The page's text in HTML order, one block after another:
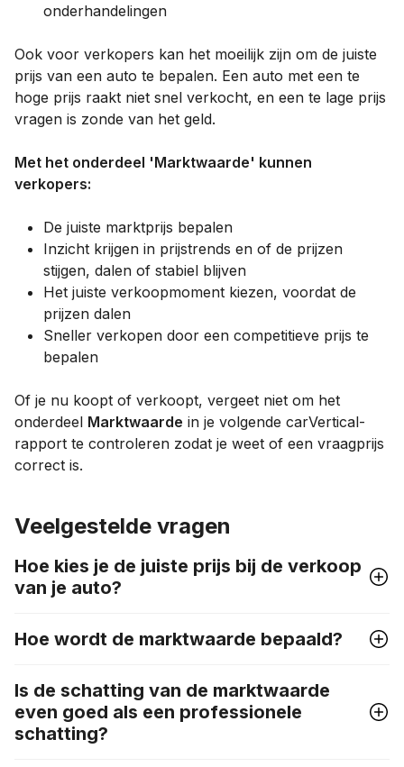
onderhandelingen
Ook voor verkopers kan het moeilijk zijn om de juiste
prijs van een auto te bepalen. Een auto met een te
hoge prijs raakt niet snel verkocht, en een te lage prijs
vragen is zonde van het geld.
Met het onderdeel 'Marktwaarde' kunnen
verkopers:
De juiste marktprijs bepalen
Inzicht krijgen in prijstrends en of de prijzen
stijgen, dalen of stabiel blijven
Het juiste verkoopmoment kiezen, voordat de
prijzen dalen
Sneller verkopen door een competitieve prijs te
bepalen
Of je nu koopt of verkoopt, vergeet niet om het
onderdeel Marktwaarde in je volgende carVertical-
rapport te controleren zodat je weet of een vraagprijs
correct is.
Veelgestelde vragen
Hoe kies je de juiste prijs bij de verkoop
van je auto?
Hoe wordt de marktwaarde bepaald?
Is de schatting van de marktwaarde
even goed als een professionele
schatting?